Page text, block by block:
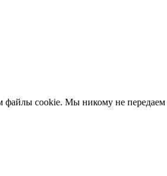
cookie. Мы никому не